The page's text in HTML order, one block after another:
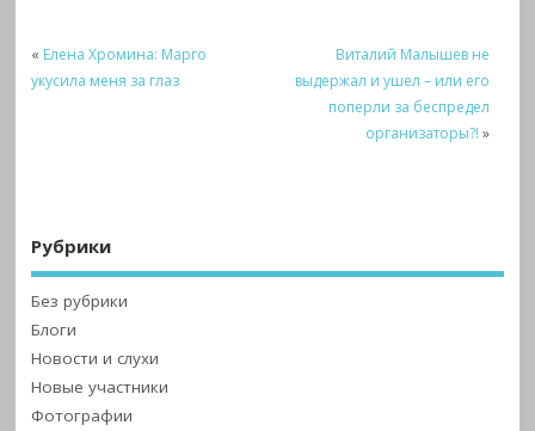
« Елена Хромина: Марго
укусила меня за глаз
Виталий Малышев не
выдержал и ушел – или его
поперли за беспредел
организаторы?! »
Рубрики
Без рубрики
Блоги
Новости и слухи
Новые участники
Фотографии